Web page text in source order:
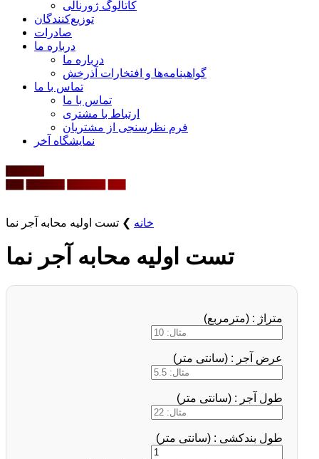
کاتالوگ ژورنالی
توزیع‌کنندگان
صادرات
درباره ما
درباره ما
گواهینامه‌ها و افتخارات آذرخش
تماس با ما
تماس با ما
ارتباط با مشتری
فرم نظرسنجی از مشتریان
نمایشگاه‌ آخر
خانه ❯ تست اولیه محابه آجر نما
تست اولیه محابه آجر نما
متراژ : (مترمربع)
عرض آجر : (سانتی متر)
طول آجر : (سانتی متر)
طول بندکشی : (سانتی متر)